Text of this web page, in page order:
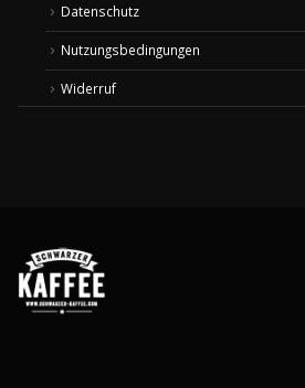
Datenschutz
Nutzungsbedingungen
Widerruf